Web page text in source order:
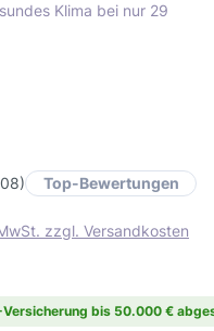
Klima bei nur 29
Top-Bewertungen
zzgl. Versandkosten
bis 50.000 €